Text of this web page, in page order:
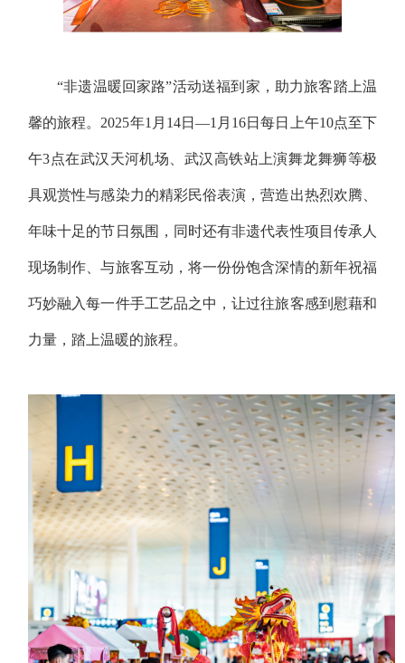
“非遗温暖回家路”活动送福到家，助力旅客踏上温
馨的旅程。2025年1月14日—1月16日每日上午10点至下
午3点在武汉天河机场、武汉高铁站上演舞龙舞狮等极
具观赏性与感染力的精彩民俗表演，营造出热烈欢腾、
年味十足的节日氛围，同时还有非遗代表性项目传承人
现场制作、与旅客互动，将一份份饱含深情的新年祝福
巧妙融入每一件手工艺品之中，让过往旅客感到慰藉和
力量，踏上温暖的旅程。